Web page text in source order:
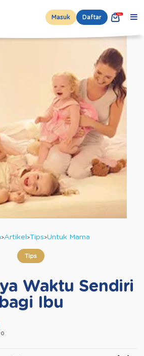
Masuk Daftar
Artikel Tips Untuk Mama
Tips
Waktu Sendiri
bagi Ibu